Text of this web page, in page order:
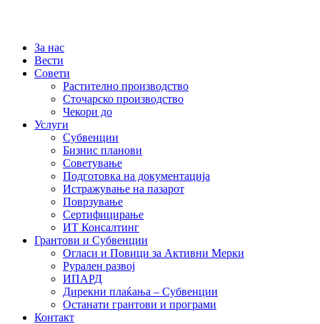
За нас
Вести
Совети
Растително производство
Сточарско производство
Чекори до
Услуги
Субвенции
Бизнис планови
Советување
Подготовка на документација
Истражување на пазарот
Поврзување
Сертифицирање
ИТ Консалтинг
Грантови и Субвенции
Огласи и Повици за Активни Мерки
Рурален развој
ИПАРД
Дирекни плаќања – Субвенции
Останати грантови и програми
Контакт